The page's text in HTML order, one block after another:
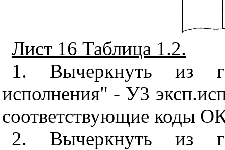
Лист 16 Таблица 1.2.
1. Вычеркнуть из
исполнения" - У3
соответствующие коды
2. Вычеркнуть из